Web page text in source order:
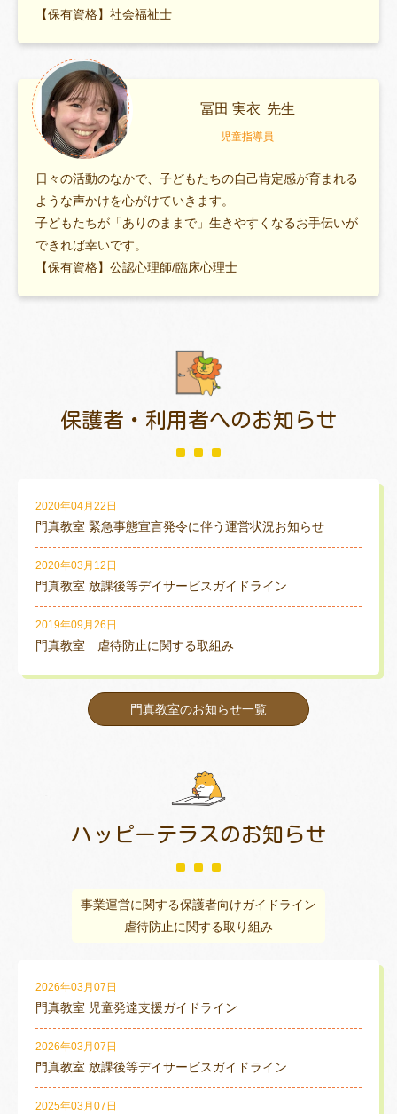
【保有資格】社会福祉士
冨田 実衣 先生
児童指導員
日々の活動のなかで、子どもたちの自己肯定感が育まれる
ような声かけを心がけていきます。
子どもたちが「ありのままで」生きやすくなるお手伝いが
できれば幸いです。
【保有資格】公認心理師/臨床心理士
保護者・利用者へのお知らせ
2020年04月22日
門真教室 緊急事態宣言発令に伴う運営状況お知らせ
2020年03月12日
門真教室 放課後等デイサービスガイドライン
2019年09月26日
門真教室 虐待防止に関する取組み
門真教室のお知らせ一覧
ハッピーテラスのお知らせ
事業運営に関する保護者向けガイドライン
虐待防止に関する取り組み
2026年03月07日
門真教室 児童発達支援ガイドライン
2026年03月07日
門真教室 放課後等デイサービスガイドライン
2025年03月07日